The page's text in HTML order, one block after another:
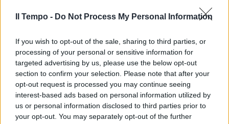
Il Tempo - Do Not Process My Personal Information
If you wish to opt-out of the sale, sharing to third parties, or
processing of your personal or sensitive information for
targeted advertising by us, please use the below opt-out
section to confirm your selection. Please note that after your
opt-out request is processed you may continue seeing
interest-based ads based on personal information utilized by
us or personal information disclosed to third parties prior to
your opt-out. You may separately opt-out of the further